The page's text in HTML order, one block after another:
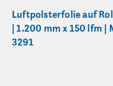
Luftpolsterfolie auf
| 1.200 mm x 150 lfm
3291